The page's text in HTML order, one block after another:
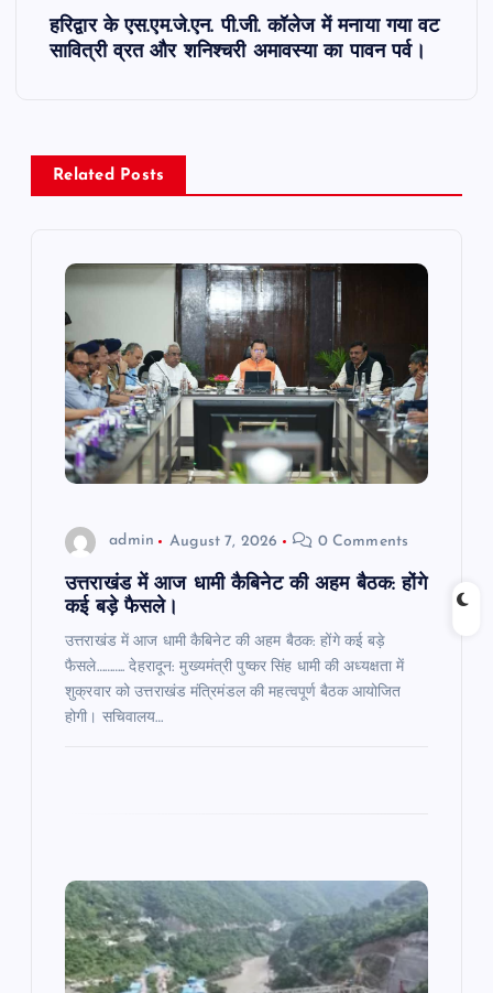
a
हरिद्वार के एस.एम.जे.एन. पी.जी. कॉलेज में मनाया गया वट
सावित्री व्रत और शनिश्चरी अमावस्या का पावन पर्व।
Related Posts
admin August 7, 2026 0 Comments
उत्तराखंड में आज धामी कैबिनेट की अहम बैठक: होंगे
कई बड़े फैसले।
उत्तराखंड में आज धामी कैबिनेट की अहम बैठक: होंगे कई बड़े
फैसले……….. देहरादून: मुख्यमंत्री पुष्कर सिंह धामी की अध्यक्षता में
शुक्रवार को उत्तराखंड मंत्रिमंडल की महत्वपूर्ण बैठक आयोजित
होगी। सचिवालय…